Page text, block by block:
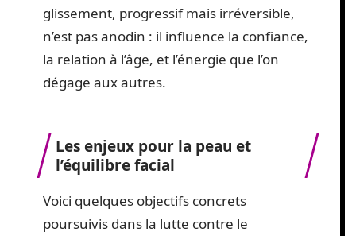
glissement, progressif mais irréversible,
n’est pas anodin : il influence la confiance,
la relation à l’âge, et l’énergie que l’on
dégage aux autres.
Les enjeux pour la peau et
l’équilibre facial
Voici quelques objectifs concrets
poursuivis dans la lutte contre le